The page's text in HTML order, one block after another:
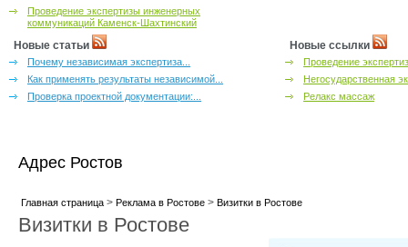
Проведение экспертизы инженерных
коммуникаций Каменск-Шахтинский
Новые статьи
Почему независимая экспертиза...
Как применять результаты независимой...
Проверка проектной документации:...
Новые ссылки
Проведение
Негосударственная
Релакс массаж
Адрес Ростов
Главная страница> Реклама в Ростове> Визитки в Ростове
Визитки в Ростове